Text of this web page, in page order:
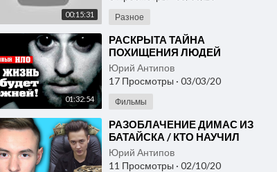
00:15:31 Разное
01:32:54
⁣РАСКРЫТА ТАЙНА
ПОХИЩЕНИЯ ЛЮДЕЙ
ПРИШЕЛЬЦАМИ!
НЕВЕРОЯТНАЯ ИСТОРИЯ!
04.02.2020 Документальный
фильм hd
Юрий Антипов
17 Просмотры · 03/03/20
Фильмы
⁣РАЗОБЛАЧЕНИЕ ДИМАС ИЗ
БАТАЙСКА / КТО НАУЧИЛ
РАЗВОДИТЬ ЛЮДЕЙ??
Юрий Антипов
11 Просмотры · 02/10/20